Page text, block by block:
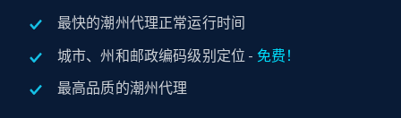
最快的潮州代理正常运行时间
城市、州和邮政编码级别定位 - 免费！
最高品质的潮州代理